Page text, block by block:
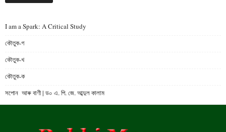
I am a Spark: A Critical Study
কৌতুক-গ
কৌতুক-খ
কৌতুক-ক
সপোন আৰু বাণী | ড০ এ. পি. জে. আব্দুল কালাম